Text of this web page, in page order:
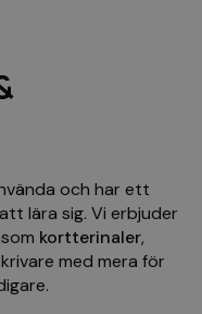
och har ett
lära sig. Vi erbjuder
kortterinaler,
med mera för